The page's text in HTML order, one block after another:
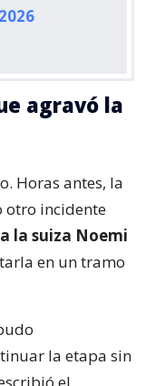
agravó la
Horas antes, la
otro incidente
la suiza Noemi
en un tramo
la etapa sin
el